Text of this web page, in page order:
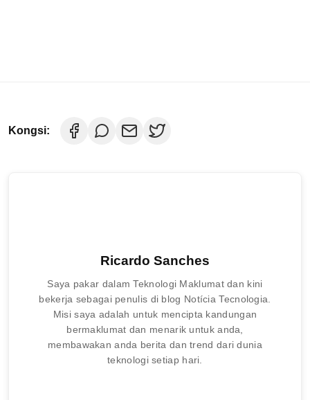
Kongsi:
Ricardo Sanches
Saya pakar dalam Teknologi Maklumat dan kini
bekerja sebagai penulis di blog Notícia Tecnologia.
Misi saya adalah untuk mencipta kandungan
bermaklumat dan menarik untuk anda,
membawakan anda berita dan trend dari dunia
teknologi setiap hari.